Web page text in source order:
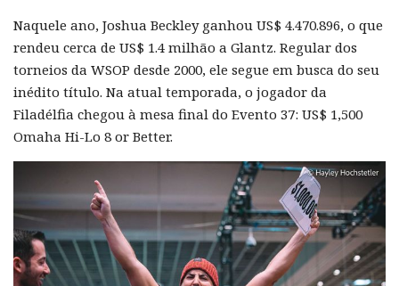
Naquele ano, Joshua Beckley ganhou US$ 4.470.896, o que
rendeu cerca de US$ 1.4 milhão a Glantz. Regular dos
torneios da WSOP desde 2000, ele segue em busca do seu
inédito título. Na atual temporada, o jogador da
Filadélfia chegou à mesa final do Evento 37: US$ 1,500
Omaha Hi-Lo 8 or Better.